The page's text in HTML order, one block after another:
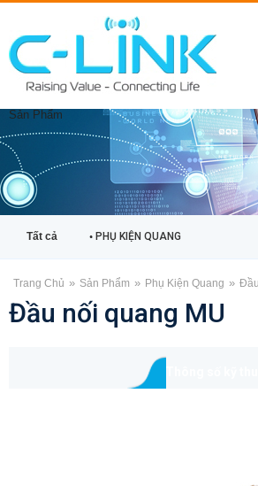
Sản Phẩm
Tất cả PHỤ KIỆN QUANG
Trang Chủ » Sản Phẩm » Phụ Kiện Quang »
Đầu nối quang MU